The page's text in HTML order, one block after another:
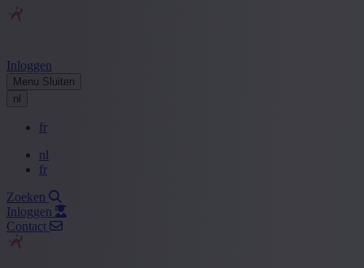
Inloggen
Menu Sluiten
nl
fr
nl
fr
Zoeken
Inloggen
Contact